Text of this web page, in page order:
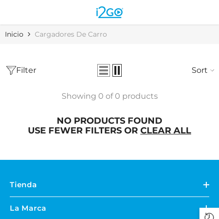
Inicio Cargadores De Carro
Filter Sort
Showing 0 of 0 products
NO PRODUCTS FOUND
USE FEWER FILTERS OR CLEAR ALL
Tienda
La Marca